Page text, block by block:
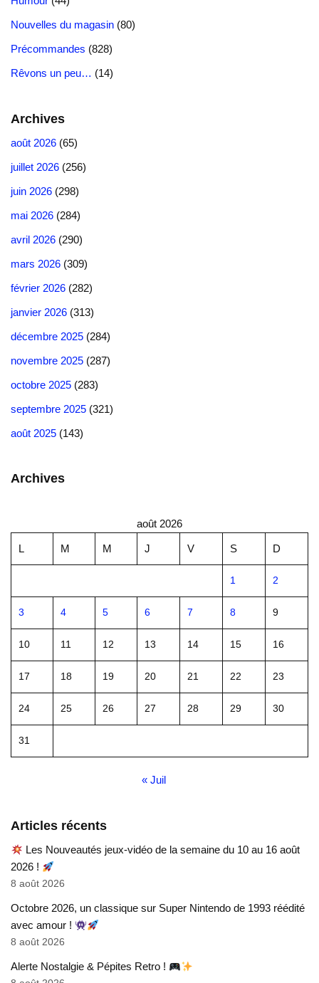
Nouvelles du magasin (80)
Précommandes (828)
Rêvons un peu… (14)
Archives
août 2026 (65)
juillet 2026 (256)
juin 2026 (298)
mai 2026 (284)
avril 2026 (290)
mars 2026 (309)
février 2026 (282)
janvier 2026 (313)
décembre 2025 (284)
novembre 2025 (287)
octobre 2025 (283)
septembre 2025 (321)
août 2025 (143)
Archives
août 2026
L M M J V S D
1 2
3 4 5 6 7 8 9
10 11 12 13 14 15 16
17 18 19 20 21 22 23
24 25 26 27 28 29 30
31
« Juil
Articles récents
Les Nouveautés jeux-vidéo de la semaine du 10 au 16 août
2026 !
8 août 2026
Octobre 2026, un classique sur Super Nintendo de 1993 réédité
avec amour !
8 août 2026
Alerte Nostalgie & Pépites Retro !